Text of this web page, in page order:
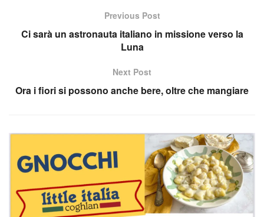
Previous Post
Ci sarà un astronauta italiano in missione verso la
Luna
Next Post
Ora i fiori si possono anche bere, oltre che mangiare